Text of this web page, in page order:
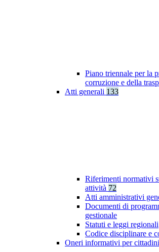
Piano triennale per la
corruzione e della
Atti generali 133
Riferimenti normativi
attività 72
Atti amministrativi
Documenti di
gestionale
Statuti e leggi regionali
Codice disciplinare e
Oneri informativi per